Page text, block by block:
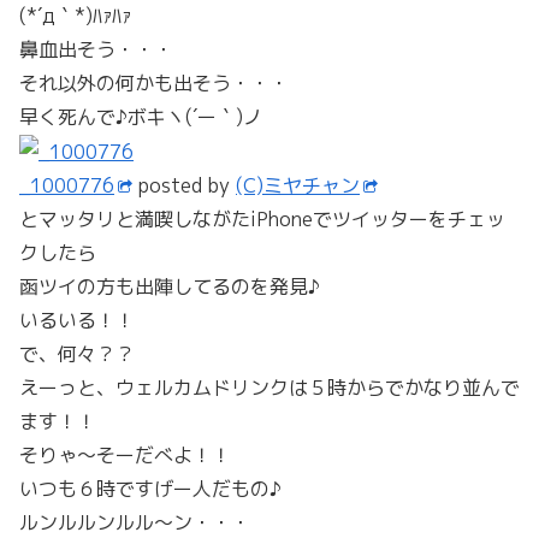
(*´д｀*)ﾊｧﾊｧ
鼻血出そう・・・
それ以外の何かも出そう・・・
早く死んで♪ボキヽ(´ー｀)ノ
_1000776 posted by (C)ミヤチャン
とマッタリと満喫しながたiPhoneでツイッターをチェッ
クしたら
函ツイの方も出陣してるのを発見♪
いるいる！！
で、何々？？
えーっと、ウェルカムドリンクは５時からでかなり並んで
ます！！
そりゃ～そーだべよ！！
いつも６時ですげー人だもの♪
ルンルルンルル～ン・・・